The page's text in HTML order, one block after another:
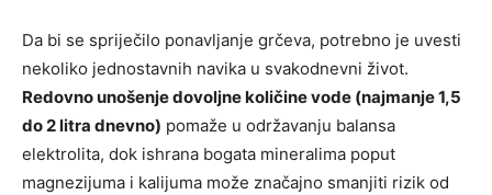
Da bi se spriječilo ponavljanje grčeva, potrebno je uvesti
nekoliko jednostavnih navika u svakodnevni život.
Redovno unošenje dovoljne količine vode (najmanje 1,5
do 2 litra dnevno) pomaže u održavanju balansa
elektrolita, dok ishrana bogata mineralima poput
magnezijuma i kalijuma može značajno smanjiti rizik od